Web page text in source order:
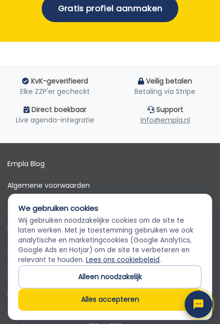
Gratis profiel aanmaken
KvK-geverifieerd
Elke ZZP'er gecheckt
Veilig betalen
Betaling via Stripe
Direct boekbaar
Live agenda-integratie
Support
info@empla.nl
Empla Blog
Algemene voorwaarden
AVG
Privacybeleid
Cookiebeleid
Cookievoorkeuren
Klantenservice
© 2026 Empla B.V. Alle rechten voorbehouden
Empla Assistent
Altijd beschikbaar, stel een vraag
We gebruiken cookies
Wij gebruiken noodzakelijke cookies om de site te
laten werken. Met je toestemming gebruiken we ook
analytische en marketingcookies (Google Analytics,
Google Ads en Hotjar) om de site te verbeteren en
relevant te houden. Lees ons cookiebeleid.
Alleen noodzakelijk
Alles accepteren